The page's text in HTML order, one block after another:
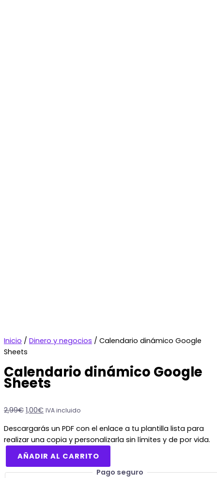
Inicio / Dinero y negocios / Calendario dinámico Google
Sheets
Calendario dinámico Google
Sheets
2,99€
El
precio
era:
2,99€.
1,00€
El
es:
1,00€.
IVA incluido
Descargarás un PDF con el enlace a tu plantilla lista para
realizar una copia y personalizarla sin límites y de por vida.
Calendario
dinámico
Sheets
cantidad
AÑADIR AL CARRITO
Pago seguro